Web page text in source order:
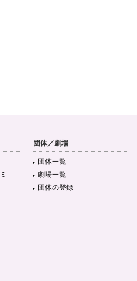
団体／劇場
団体一覧
劇場一覧
団体の登録